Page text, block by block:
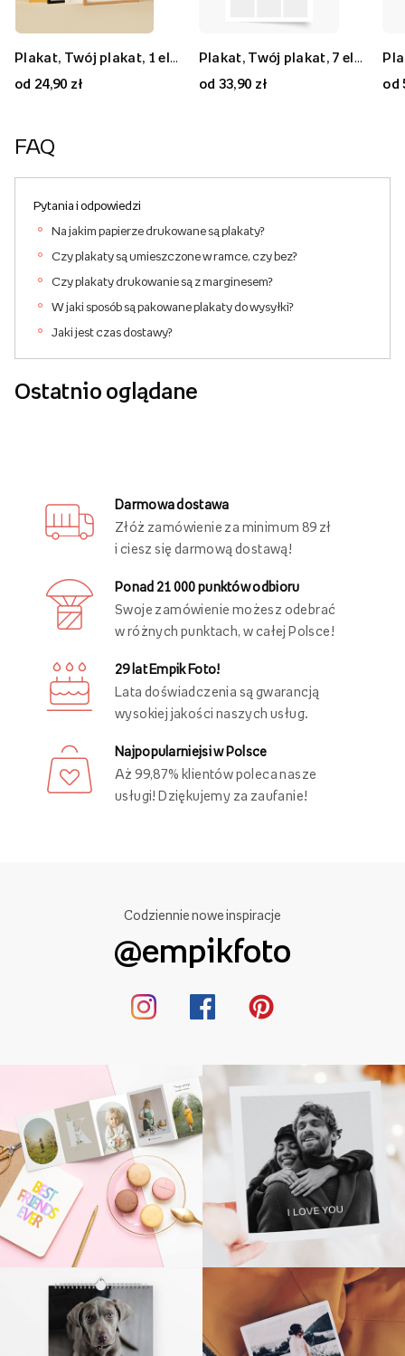
od 24,90 zł
od 33,90 zł
od
od 59,90 zł
od 89,90 zł
od 59,90 zł
od 33,90 zł
FAQ
Pytania i odpowiedzi
Na jakim papierze drukowane są plakaty?
Czy plakaty są umieszczone w ramce, czy bez?
Czy plakaty drukowanie są z marginesem?
W jaki sposób są pakowane plakaty do wysyłki?
Jaki jest czas dostawy?
Ostatnio oglądane
Darmowa dostawa
Złóż zamówienie za minimum 89 zł
i ciesz się darmową dostawą!
Ponad 21 000 punktów odbioru
Swoje zamówienie możesz odebrać
w różnych punktach, w całej Polsce!
29 lat Empik Foto!
Lata doświadczenia są gwarancją
wysokiej jakości naszych usług.
Najpopularniejsi w Polsce
Aż 99,87% klientów poleca nasze
usługi! Dziękujemy za zaufanie!
Codziennie nowe inspiracje
@empikfoto